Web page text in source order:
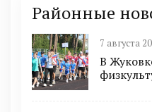
Районные
7 августа
В